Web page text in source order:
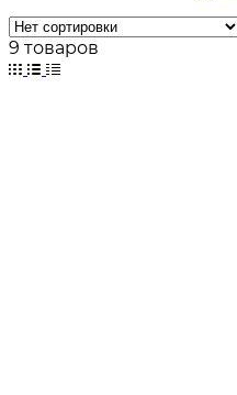
9 товаров